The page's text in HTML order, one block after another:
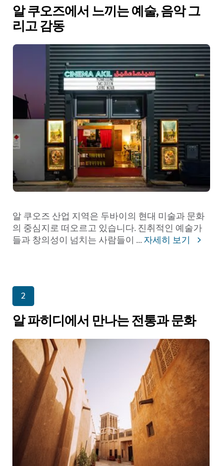
알 쿠오즈에서 느끼는 예술, 음악 그
리고 감동
알 쿠오즈 산업 지역은 두바이의 현대 미술과 문화
의 중심지로 떠오르고 있습니다. 진취적인 예술가
들과 창의성이 넘치는 사람들이 ...자세히 보기
2
알 파히디에서 만나는 전통과 문화